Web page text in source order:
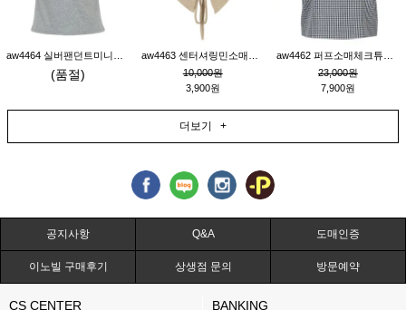
(품절)
10,000원
3,900원
23,000원
7,900원
더보기 +
공지사항 Q&A 도매인증
이노빌 구매후기 상생점 문의 방문예약
CS CENTER BANKING